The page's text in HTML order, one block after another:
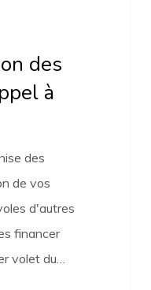
des
à
des
de vos
d'autres
financer
volet du…